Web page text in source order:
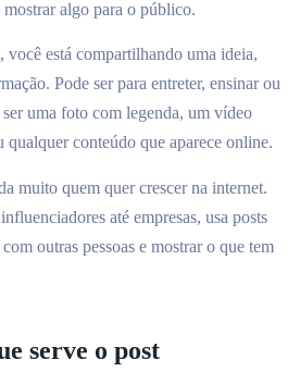
algo para o público.
está compartilhando uma ideia,
Pode ser para entreter, ensinar ou
uma foto com legenda, um vídeo
conteúdo que aparece online.
muito quem quer crescer na internet.
até empresas, usa posts
outras pessoas e mostrar o que tem
serve o post